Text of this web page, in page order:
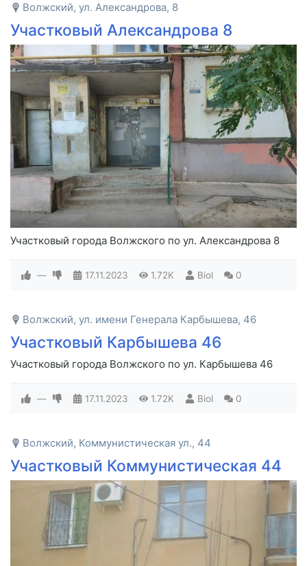
Волжский, ул. Александрова, 8
Участковый Александрова 8
Участковый города Волжского по ул. Александрова 8
— 17.11.2023 1.72K Biol 0
Волжский, ул. имени Генерала Карбышева, 46
Участковый Карбышева 46
Участковый города Волжского по ул. Карбышева 46
— 17.11.2023 1.72K Biol 0
Волжский, Коммунистическая ул., 44
Участковый Коммунистическая 44